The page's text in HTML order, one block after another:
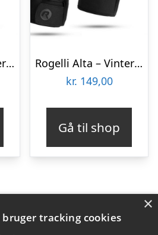
Rogelli Alta – Vinterhandsker – Sort – Str. 2XL
Rogelli Alta – Vinterhandsker – Sort – Str. XL
kr. 149,00
Gå til shop
×
tracking cookies